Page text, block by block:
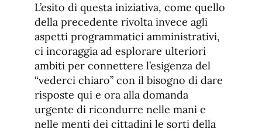
L’esito di questa iniziativa, come quello
della precedente rivolta invece agli
aspetti programmatici amministrativi,
ci incoraggia ad esplorare ulteriori
ambiti per connettere l’esigenza del
“vederci chiaro” con il bisogno di dare
risposte qui e ora alla domanda
urgente di ricondurre nelle mani e
nelle menti dei cittadini le sorti della